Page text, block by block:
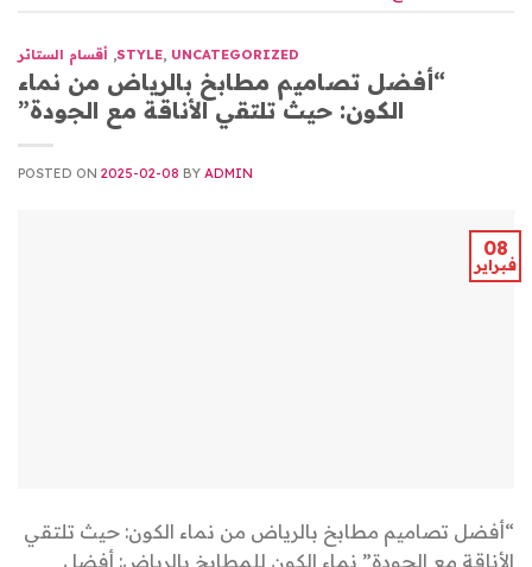
STYLE UNCATEGORIZED أقسام الستائر
“أفضل تصاميم مطابخ بالرياض من نماء
الكون: حيث تلتقي الأناقة مع الجودة”
POSTED ON 2025-02-08 BY ADMIN
08
فبراير
“أفضل تصاميم مطابخ بالرياض من نماء الكون: حيث تلتقي
الأناقة مع الجودة” نماء الكون للمطابخ بالرياض: أفضل